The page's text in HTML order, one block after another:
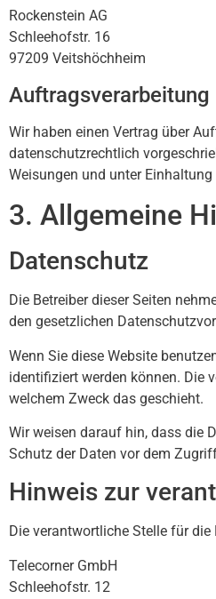
Rockenstein AG
Schleehofstr. 16
97209 Veitshöchheim
Auftragsverarbeitung
Wir haben einen Vertrag über
datenschutzrechtlich
Weisungen und unter Einhaltung
3. Allgemeine
Datenschutz
Die Betreiber dieser Seiten
den gesetzlichen
Wenn Sie diese Website
identifiziert werden können. Die
welchem Zweck das geschieht.
Wir weisen darauf hin, dass die
Schutz der Daten vor dem
Hinweis zur
Die verantwortliche Stelle für
Telecorner GmbH
Schleehofstr. 12